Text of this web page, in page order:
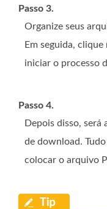
Passo 3.
Organize seus
Em seguida, clique
iniciar o processo
Passo 4.
Depois disso, será
de download.
colocar o arquivo